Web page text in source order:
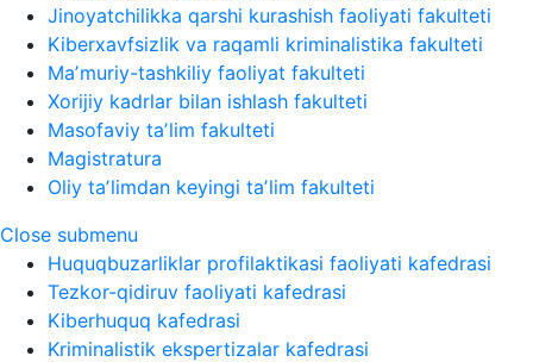
Jinoyatchilikka qarshi kurashish faoliyati fakulteti
Kiberxavfsizlik va raqamli kriminalistika fakulteti
Maʼmuriy-tashkiliy faoliyat fakulteti
Xorijiy kadrlar bilan ishlash fakulteti
Masofaviy taʼlim fakulteti
Magistratura
Oliy taʼlimdan keyingi taʼlim fakulteti
Close submenu
Huquqbuzarliklar profilaktikasi faoliyati kafedrasi
Tezkor-qidiruv faoliyati kafedrasi
Kiberhuquq kafedrasi
Kriminalistik ekspertizalar kafedrasi